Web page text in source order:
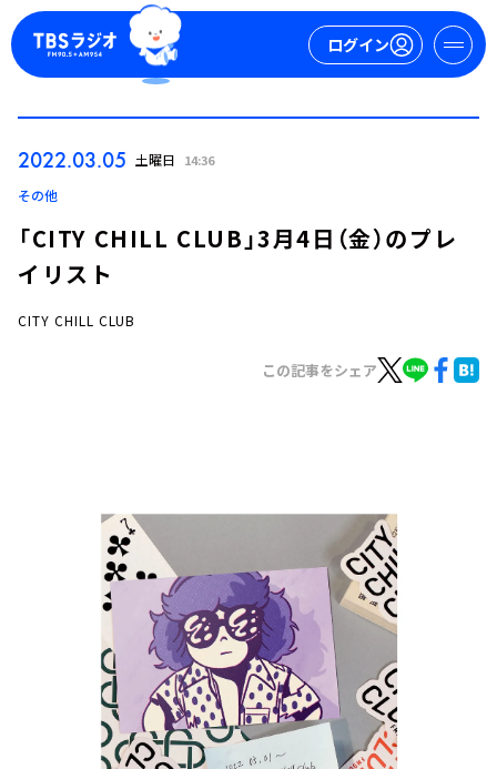
ログイン
お知らせ
イベント・グッズ
YouTube
会社情報
2022.03.05 土曜日 14:36
その他
「CITY CHILL CLUB」3月4日（金）のプレ
イリスト
CITY CHILL CLUB
この記事をシェア